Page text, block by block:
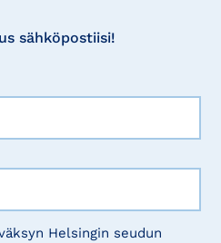
sähköpostiisi!
Helsingin seudun